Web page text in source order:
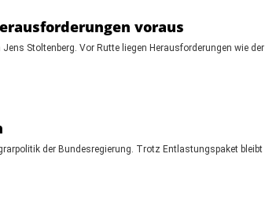
voraus
Stoltenberg. Vor Rutte liegen Herausforderungen wie
der Bundesregierung. Trotz Entlastungspaket